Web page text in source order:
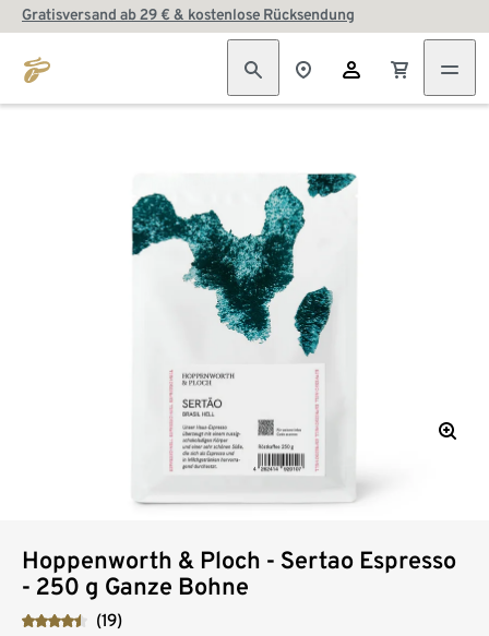
Gratisversand ab 29 € & kostenlose Rücksendung
Hoppenworth & Ploch - Sertao Espresso
- 250 g Ganze Bohne
(19)